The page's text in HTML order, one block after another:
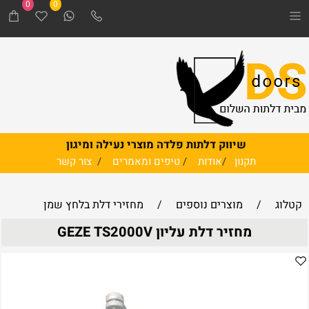
שיווק דלתות פלדה מוצרי נעילה ומיגון
תקנון /אודות /טיפים ומאמרים /צור קשר
0 0
קטלוג / מוצרים נוספים / מחזירי דלת בלחץ שמן
מחזיר דלת עליון GEZE TS2000V